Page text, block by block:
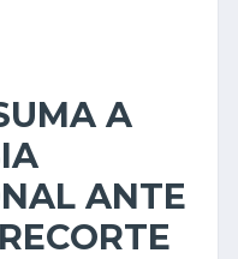
A
ANTE